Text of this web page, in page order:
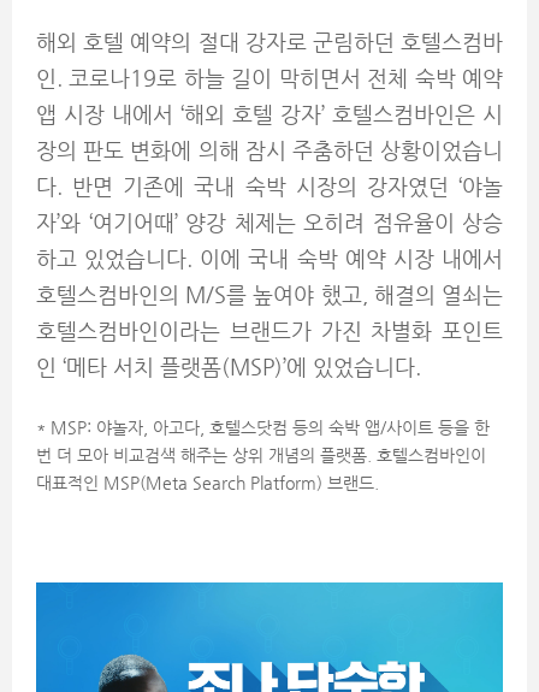
해외 호텔 예약의 절대 강자로 군림하던 호텔스컴바
인. 코로나19로 하늘 길이 막히면서 전체 숙박 예약
앱 시장 내에서 ‘해외 호텔 강자’ 호텔스컴바인은 시
장의 판도 변화에 의해 잠시 주춤하던 상황이었습니
다. 반면 기존에 국내 숙박 시장의 강자였던 ‘야놀
자’와 ‘여기어때’ 양강 체제는 오히려 점유율이 상승
하고 있었습니다. 이에 국내 숙박 예약 시장 내에서
호텔스컴바인의 M/S를 높여야 했고, 해결의 열쇠는
호텔스컴바인이라는 브랜드가 가진 차별화 포인트
인 ‘메타 서치 플랫폼(MSP)’에 있었습니다.
* MSP: 야놀자, 아고다, 호텔스닷컴 등의 숙박 앱/사이트 등을 한
번 더 모아 비교검색 해주는 상위 개념의 플랫폼. 호텔스컴바인이
대표적인 MSP(Meta Search Platform) 브랜드.